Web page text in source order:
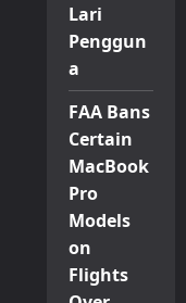
Lari
Penggun
a
FAA Bans
Certain
MacBook
Pro
Models
on
Flights